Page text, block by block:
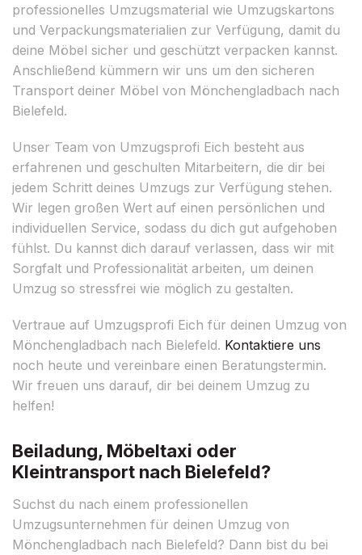
professionelles Umzugsmaterial wie Umzugskartons
und Verpackungsmaterialien zur Verfügung, damit du
deine Möbel sicher und geschützt verpacken kannst.
Anschließend kümmern wir uns um den sicheren
Transport deiner Möbel von Mönchengladbach nach
Bielefeld.
Unser Team von Umzugsprofi Eich besteht aus
erfahrenen und geschulten Mitarbeitern, die dir bei
jedem Schritt deines Umzugs zur Verfügung stehen.
Wir legen großen Wert auf einen persönlichen und
individuellen Service, sodass du dich gut aufgehoben
fühlst. Du kannst dich darauf verlassen, dass wir mit
Sorgfalt und Professionalität arbeiten, um deinen
Umzug so stressfrei wie möglich zu gestalten.
Vertraue auf Umzugsprofi Eich für deinen Umzug von
Mönchengladbach nach Bielefeld. Kontaktiere uns
noch heute und vereinbare einen Beratungstermin.
Wir freuen uns darauf, dir bei deinem Umzug zu
helfen!
Beiladung, Möbeltaxi oder
Kleintransport nach Bielefeld?
Suchst du nach einem professionellen
Umzugsunternehmen für deinen Umzug von
Mönchengladbach nach Bielefeld? Dann bist du bei